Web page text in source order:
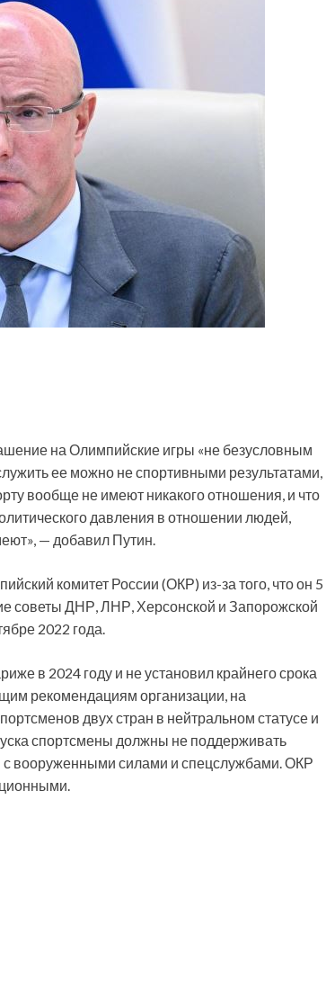
на Олимпийские игры «не безусловным
ее можно не спортивными результатами,
вообще не имеют никакого отношения, и что
давления в отношении людей,
— добавил Путин.
комитет России (ОКР) из-за того, что он 5
советы ДНР, ЛНР, Херсонской и Запорожской
2022 года.
в 2024 году и не установил крайнего срока
рекомендациям организации, на
двух стран в нейтральном статусе и
спортсмены должны не поддерживать
с вооруженными силами и спецслужбами. ОКР